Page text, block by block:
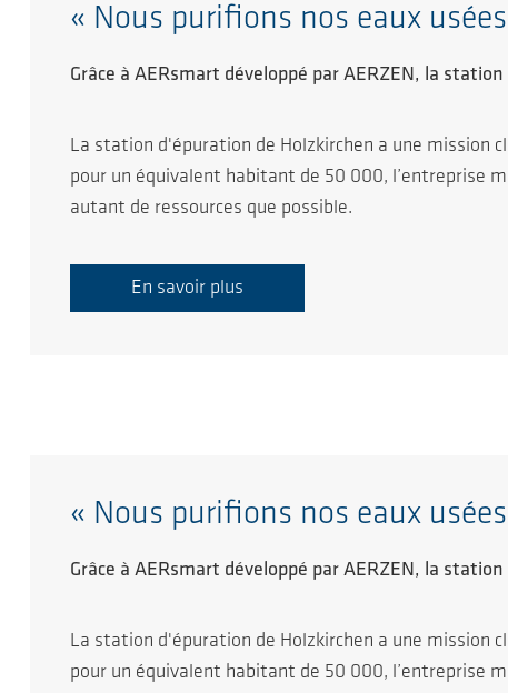
« Nous purifions nos eaux
Grâce à AERsmart développé par AERZEN, la
La station d'épuration de Holzkirchen a une mission
pour un équivalent habitant de 50 000, l’entreprise
autant de ressources que possible.
En savoir plus
« Nous purifions nos eaux
Grâce à AERsmart développé par AERZEN, la
La station d'épuration de Holzkirchen a une mission
pour un équivalent habitant de 50 000, l’entreprise